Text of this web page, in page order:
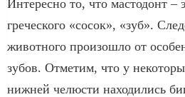
Интересно то, что мастодонт –
греческого «сосок», «зуб».
животного произошло от
зубов. Отметим, что у
нижней челюсти находились